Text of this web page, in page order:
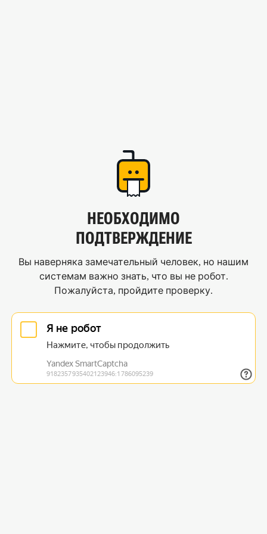
НЕОБХОДИМО
ПОДТВЕРЖДЕНИЕ
Вы наверняка замечательный человек, но нашим
системам важно знать, что вы не робот.
Пожалуйста, пройдите проверку.